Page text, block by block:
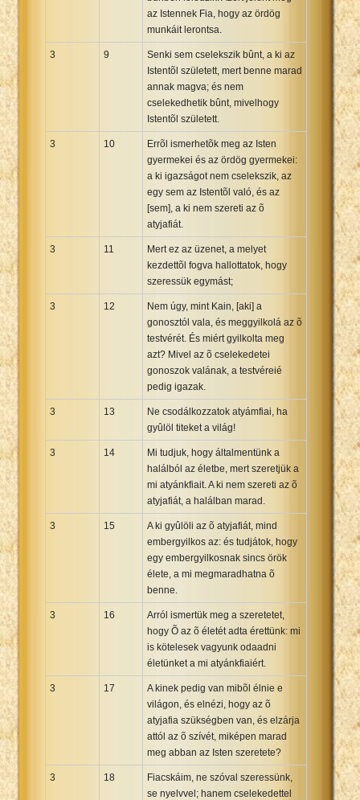
az Istennek Fia, hogy az ördög
munkáit lerontsa.
3 9
Senki sem cselekszik bûnt, a ki az
Istentõl született, mert benne marad
annak magva; és nem
cselekedhetik bûnt, mivelhogy
Istentõl született.
3 10
Errõl ismerhetõk meg az Isten
gyermekei és az ördög gyermekei:
a ki igazságot nem cselekszik, az
egy sem az Istentõl való, és az
[sem], a ki nem szereti az õ
atyjafiát.
3 11
Mert ez az üzenet, a melyet
kezdettõl fogva hallottatok, hogy
szeressük egymást;
3 12
Nem úgy, mint Kain, [aki] a
gonosztól vala, és meggyilkolá az õ
testvérét. És miért gyilkolta meg
azt? Mivel az õ cselekedetei
gonoszok valának, a testvéreié
pedig igazak.
3 13
Ne csodálkozzatok atyámfiai, ha
gyûlöl titeket a világ!
3 14
Mi tudjuk, hogy általmentünk a
halálból az életbe, mert szeretjük a
mi atyánkfiait. A ki nem szereti az õ
atyjafiát, a halálban marad.
3 15
A ki gyûlöli az õ atyjafiát, mind
embergyilkos az: és tudjátok, hogy
egy embergyilkosnak sincs örök
élete, a mi megmaradhatna õ
benne.
3 16
Arról ismertük meg a szeretetet,
hogy Õ az õ életét adta érettünk: mi
is kötelesek vagyunk odaadni
életünket a mi atyánkfiaiért.
3 17
A kinek pedig van mibõl élnie e
világon, és elnézi, hogy az õ
atyjafia szükségben van, és elzárja
attól az õ szívét, miképen marad
meg abban az Isten szeretete?
3 18
Fiacskáim, ne szóval szeressünk,
se nyelvvel; hanem cselekedettel